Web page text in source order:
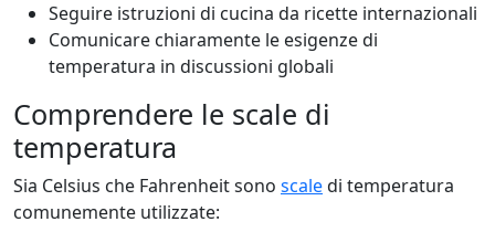
Seguire istruzioni di cucina da ricette internazionali
Comunicare chiaramente le esigenze di
temperatura in discussioni globali
Comprendere le scale di
temperatura
Sia Celsius che Fahrenheit sono scaledi temperatura
comunemente utilizzate: